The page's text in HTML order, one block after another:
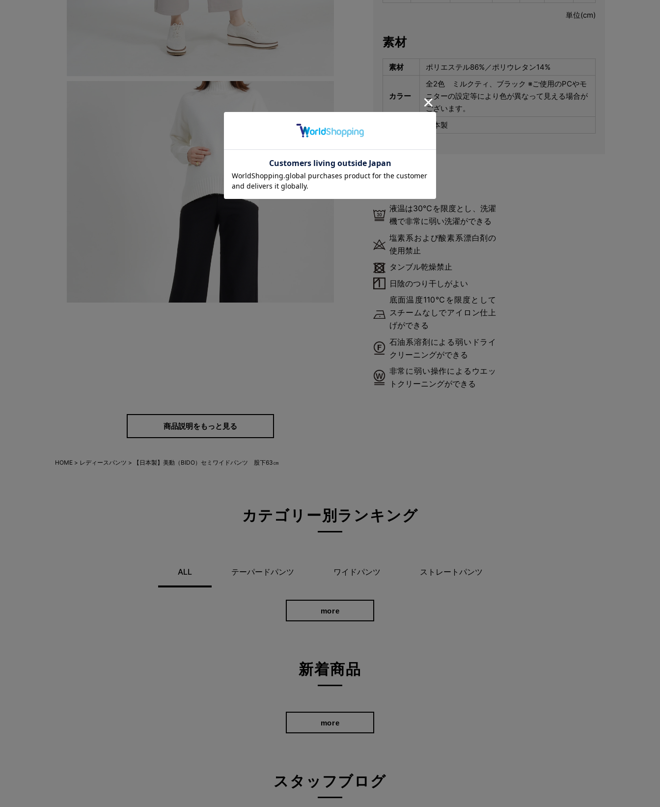
ラクなのにきれい。大人の品を引き立
総ゴム仕様で快適なはき心地。上質な生地のハリ感と縫製技術が、腰まわり
単位(cm)
素材
素材 ポリエステル86%／ポリウレタン14%
カラー
全2色 ミルクティ、ブラック ※ご使用のPCやモ
ニターの設定等により色が異なって見える場合が
ございます。
日本製
洗濯絵表示
液温は30℃を限度とし、洗濯
機で非常に弱い洗濯ができる
塩素系および酸素系漂白剤の
使用禁止
タンブル乾燥禁止
日陰のつり干しがよい
底面温度110℃を限度として
スチームなしでアイロン仕上
げができる
石油系溶剤による弱いドライ
クリーニングができる
非常に弱い操作によるウエッ
トクリーニングができる
商品説明をもっと見る
HOME レディースパンツ 【日本製】美動（BIDO）セミワイドパンツ 股下63㎝
カテゴリー別ランキング
ALL テーパードパンツ ワイドパンツ ストレートパンツ
more
新着商品
more
スタッフブログ